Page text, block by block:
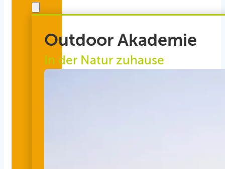
Outdoor Akademie
In der Natur zuhause